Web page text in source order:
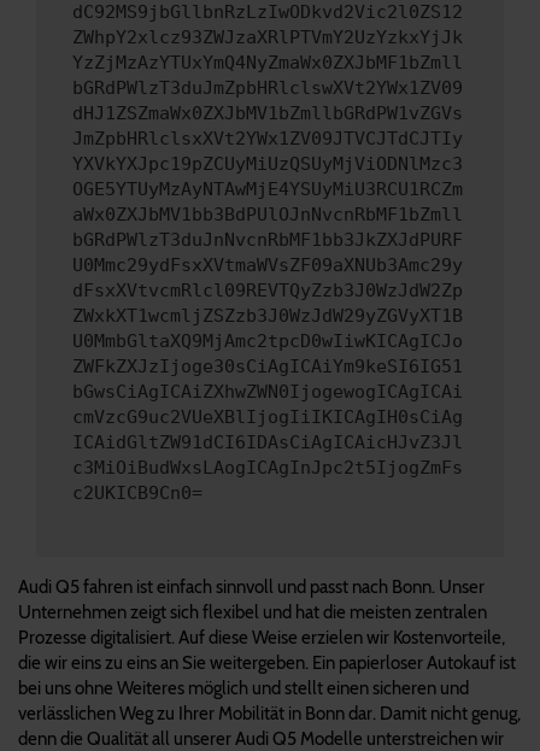
dC92MS9jbGllbnRzLzIwODkvd2Vic2l0ZS12
ZWhpY2xlcz93ZWJzaXRlPTVmY2UzYzkxYjJk
YzZjMzAzYTUxYmQ4NyZmaWx0ZXJbMF1bZmll
bGRdPWlzT3duJmZpbHRlclswXVt2YWx1ZV09
dHJ1ZSZmaWx0ZXJbMV1bZmllbGRdPW1vZGVs
JmZpbHRlclsxXVt2YWx1ZV09JTVCJTdCJTIy
YXVkYXJpc19pZCUyMiUzQSUyMjViODNlMzc3
OGE5YTUyMzAyNTAwMjE4YSUyMiU3RCU1RCZm
aWx0ZXJbMV1bb3BdPUlOJnNvcnRbMF1bZmll
bGRdPWlzT3duJnNvcnRbMF1bb3JkZXJdPURF
U0Mmc29ydFsxXVtmaWVsZF09aXNUb3Amc29y
dFsxXVtvcmRlcl09REVTQyZzb3J0WzJdW2Zp
ZWxkXT1wcmljZSZzb3J0WzJdW29yZGVyXT1B
U0MmbGltaXQ9MjAmc2tpcD0wIiwKICAgICJo
ZWFkZXJzIjoge30sCiAgICAiYm9keSI6IG51
bGwsCiAgICAiZXhwZWN0IjogewogICAgICAi
cmVzcG9uc2VUeXBlIjogIiIKICAgIH0sCiAg
ICAidGltZW91dCI6IDAsCiAgICAicHJvZ3Jl
c3MiOiBudWxsLAogICAgInJpc2t5IjogZmFs
c2UKICB9Cn0=
Audi Q5 fahren ist einfach sinnvoll und passt nach Bonn. Unser
Unternehmen zeigt sich flexibel und hat die meisten zentralen
Prozesse digitalisiert. Auf diese Weise erzielen wir Kostenvorteile,
die wir eins zu eins an Sie weitergeben. Ein papierloser Autokauf ist
bei uns ohne Weiteres möglich und stellt einen sicheren und
verlässlichen Weg zu Ihrer Mobilität in Bonn dar. Damit nicht genug,
denn die Qualität all unserer Audi Q5 Modelle unterstreichen wir